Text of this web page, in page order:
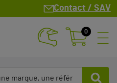
Contact / SAV
0